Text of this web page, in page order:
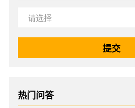
热门问答